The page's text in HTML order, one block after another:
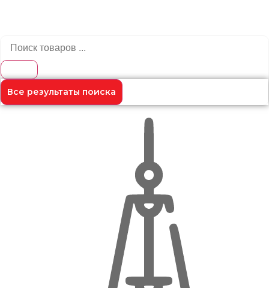
Все результаты поиска